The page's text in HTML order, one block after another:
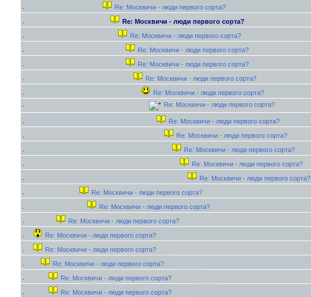
Re: Москвичи - люди первого сорта?
Re: Москвичи - люди первого сорта?
Re: Москвичи - люди первого сорта?
Re: Москвичи - люди первого сорта?
Re: Москвичи - люди первого сорта?
Re: Москвичи - люди первого сорта?
Re: Москвичи - люди первого сорта?
Re: Москвичи - люди первого сорта?
Re: Москвичи - люди первого сорта?
Re: Москвичи - люди первого сорта?
Re: Москвичи - люди первого сорта?
Re: Москвичи - люди первого сорта?
Re: Москвичи - люди первого сорта?
Re: Москвичи - люди первого сорта?
Re: Москвичи - люди первого сорта?
Re: Москвичи - люди первого сорта?
Re: Москвичи - люди первого сорта?
Re: Москвичи - люди первого сорта?
Re: Москвичи - люди первого сорта?
Re: Москвичи - люди первого сорта?
Re: Москвичи - люди первого сорта?